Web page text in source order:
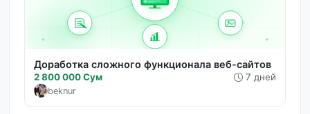
Доработка сложного функционала веб-сайтов
2 800 000 Сум 7 дней
beknur